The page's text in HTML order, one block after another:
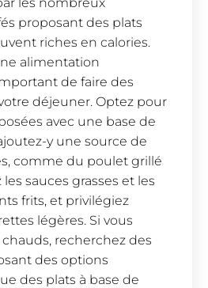
proposant des plats
riches en calories.
alimentation
de faire des
déjeuner. Optez pour
avec une base de
y une source de
comme du poulet grillé
sauces grasses et les
frits, et privilégiez
légères. Si vous
recherchez des
des options
des plats à base de